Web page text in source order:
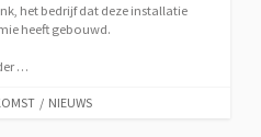
het bedrijf dat deze installatie
heeft gebouwd.
…
/ NIEUWS